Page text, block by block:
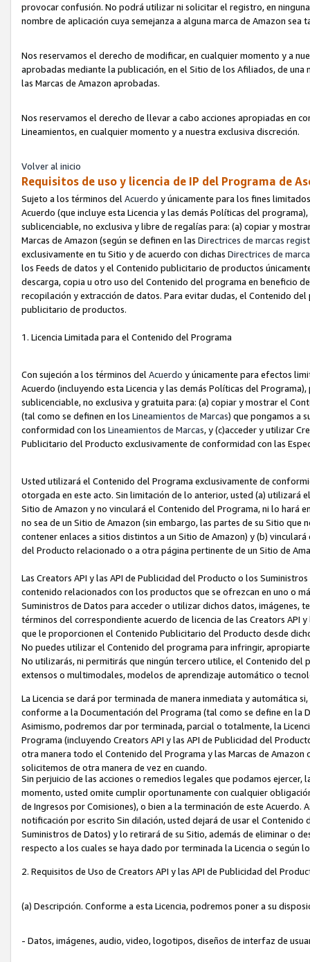
provocar confusión. No podrá utilizar ni solicitar el registro, en
nombre de aplicación cuya semejanza a alguna marca de Amazon
Nos reservamos el derecho de modificar, en cualquier momento y a
aprobadas mediante la publicación, en el Sitio de los Afiliados, de
las Marcas de Amazon aprobadas.
Nos reservamos el derecho de llevar a cabo acciones apropiadas en
Lineamientos, en cualquier momento y a nuestra exclusiva discreción.
Volver al inicio
Requisitos de uso y licencia de IP del Programa de
Sujeto a los términos del Acuerdo y únicamente para los fines
Acuerdo (que incluye esta Licencia y las demás Políticas del
sublicenciable, no exclusiva y libre de regalías para: (a) copiar y
Marcas de Amazon (según se definen en las Directrices de marcas
exclusivamente en tu Sitio y de acuerdo con dichas Directrices de
los Feeds de datos y el Contenido publicitario de productos
descarga, copia u otro uso del Contenido del programa en beneficio
recopilación y extracción de datos. Para evitar dudas, el Contenido
publicitario de productos.
1. Licencia Limitada para el Contenido del Programa
Con sujeción a los términos del Acuerdo y únicamente para efectos
Acuerdo (incluyendo esta Licencia y las demás Políticas del
sublicenciable, no exclusiva y gratuita para: (a) copiar y mostrar el
(tal como se definen en los Lineamientos de Marcas) que pongamos a
conformidad con los Lineamientos de Marcas, y (c)acceder y utilizar
Publicitario del Producto exclusivamente de conformidad con las
Usted utilizará el Contenido del Programa exclusivamente de
otorgada en este acto. Sin limitación de lo anterior, usted (a) utilizará
Sitio de Amazon y no vinculará el Contenido del Programa, ni lo hará
no sea de un Sitio de Amazon (sin embargo, las partes de su Sitio
contener enlaces a sitios distintos a un Sitio de Amazon) y (b)
del Producto relacionado o a otra página pertinente de un Sitio de
Las Creators API y las API de Publicidad del Producto o los
contenido relacionados con los productos que se ofrezcan en uno o
Suministros de Datos para acceder o utilizar dichos datos,
términos del correspondiente acuerdo de licencia de las Creators API
que le proporcionen el Contenido Publicitario del Producto desde
No puedes utilizar el Contenido del programa para infringir,
No utilizarás, ni permitirás que ningún tercero utilice, el Contenido
extensos o multimodales, modelos de aprendizaje automático o
La Licencia se dará por terminada de manera inmediata y automática
conforme a la Documentación del Programa (tal como se define en la
Asimismo, podremos dar por terminada, parcial o totalmente, la
Programa (incluyendo Creators API y las API de Publicidad del
otra manera todo el Contenido del Programa y las Marcas de
solicitemos de otra manera de vez en cuando.
Sin perjuicio de las acciones o remedios legales que podamos
momento, usted omite cumplir oportunamente con cualquier
de Ingresos por Comisiones), o bien a la terminación de este
notificación por escrito Sin dilación, usted dejará de usar el
Suministros de Datos) y lo retirará de su Sitio, además de eliminar o
respecto a los cuales se haya dado por terminada la Licencia o según
2. Requisitos de Uso de Creators API y las API de Publicidad del
(a) Descripción. Conforme a esta Licencia, podremos poner a su
- Datos, imágenes, audio, video, logotipos, diseños de interfaz de